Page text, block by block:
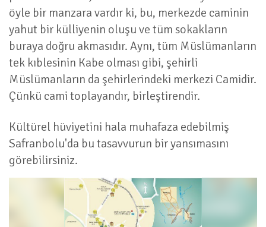
öyle bir manzara vardır ki, bu, merkezde caminin
yahut bir külliyenin oluşu ve tüm sokakların
buraya doğru akmasıdır. Aynı, tüm Müslümanların
tek kıblesinin Kabe olması gibi, şehirli
Müslümanların da şehirlerindeki merkezi Camidir.
Çünkü cami toplayandır, birleştirendir.
Kültürel hüviyetini hala muhafaza edebilmiş
Safranbolu'da bu tasavvurun bir yansımasını
görebilirsiniz.